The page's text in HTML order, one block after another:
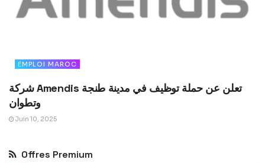
EMPLOI MAROC
شركة Amendis تعلن عن حملة توظيف في مدينة طنجة
وتطوان
Juin 10, 2025
Offres Premium